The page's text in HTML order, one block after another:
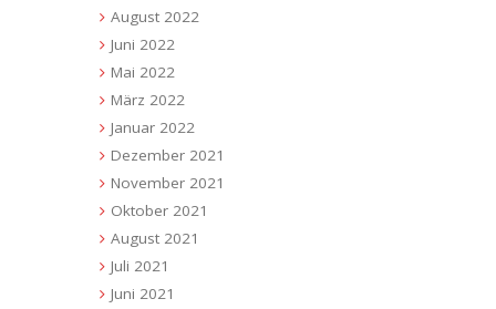
August 2022
Juni 2022
Mai 2022
März 2022
Januar 2022
Dezember 2021
November 2021
Oktober 2021
August 2021
Juli 2021
Juni 2021